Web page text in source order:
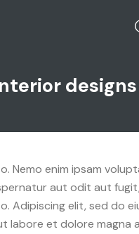
designs
Nemo enim ipsam
aut odit aut
Adipiscing elit, sed do
labore et dolore magna